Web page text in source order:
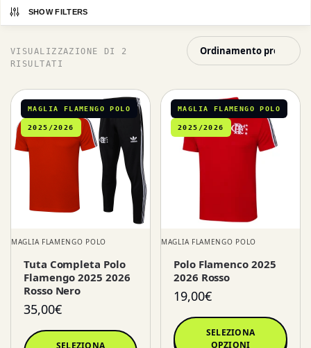
SHOW FILTERS
VISUALIZZAZIONE DI 2
RISULTATI
MAGLIA FLAMENGO POLO
2025/2026
MAGLIA FLAMENGO POLO
Tuta Completa Polo
Flamengo 2025 2026
Rosso Nero
35,00€
SELEZIONA
MAGLIA FLAMENGO POLO
2025/2026
MAGLIA FLAMENGO POLO
Polo Flamenco 2025
2026 Rosso
19,00€
SELEZIONA
OPZIONI